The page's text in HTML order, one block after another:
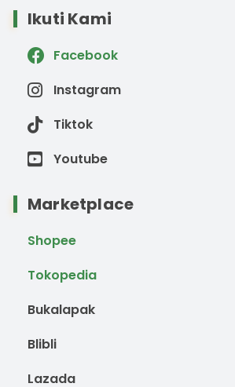
Ikuti Kami
Facebook
Instagram
Tiktok
Youtube
Marketplace
Shopee
Tokopedia
Bukalapak
Blibli
Lazada